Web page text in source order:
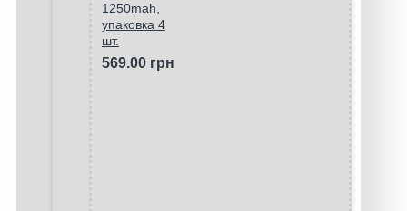
1250mah,
упаковка 4
шт.
569.00 грн